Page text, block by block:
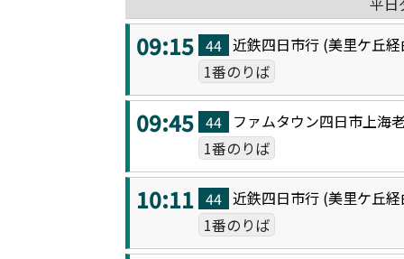
09:15 44 近鉄四日市行 (美里ケ丘
1番のりば
09:45 44 ファムタウン四日市上海
1番のりば
10:11 44 近鉄四日市行 (美里ケ丘
1番のりば